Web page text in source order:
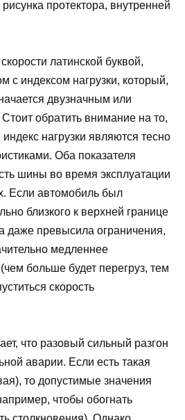
протектора, внутренней
латинской буквой,
с индексом нагрузки, который,
двузначным или
обратить внимание на то,
индекс нагрузки являются тесно
Оба показателя
шины во время эксплуатации
Если автомобиль был
близкого к верхней границе
даже превысила ограничения,
медленнее
больше будет перегруз, тем
скорость
что разовый сильный разгон
аварии. Если есть такая
то допустимые значения
чтобы обогнать